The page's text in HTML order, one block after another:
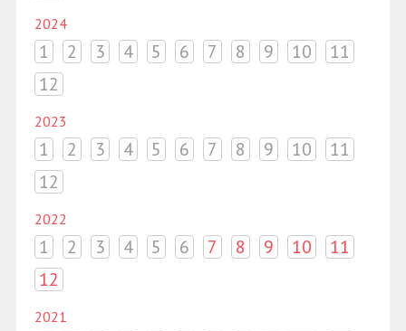
2024
1 2 3 4 5 6 7 8 9 10
11
12
2023
1 2 3 4 5 6 7 8 9 10
11
12
2022
1 2 3 4 5 6 7 8 9 10
11
12
2021